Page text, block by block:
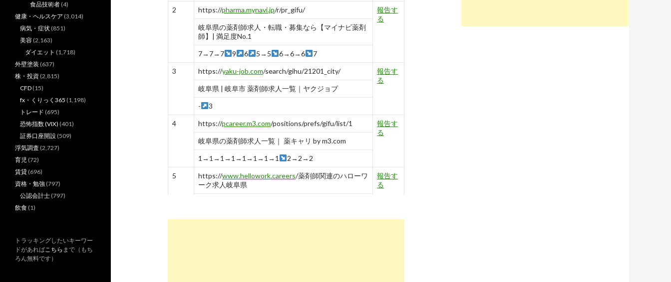
2 https://pharma.mynavi.jp/r/pr_gifu/
報告す
る
岐阜県の薬剤師求人・転職・募集なら【マイナビ薬剤
師】| 満足度No.1
7→7→7 9 6 5→5 6→6→6 7
3 https://yaku-job.com/search/gihu/21201_city/
報告す
る
岐阜県 | 岐阜市 薬剤師求人一覧｜ヤクジョブ
- 3
4 https://pcareer.m3.com/positions/prefs/gifu/list/1
報告す
る
岐阜県の薬剤師求人一覧｜ 薬キャリ by m3.com
1→1→1→1→1→1→1→1 2→2→2
5 https://www.hellowork.careers/薬剤師関連のハローワ
ーク求人岐阜県
報告す
る
- 3 4→4→4→4 3→3→3→3 5
食品技術者 (4)
健康・ヘルスケア (3,014)
病気・症状 (851)
美容 (2,163)
ダイエット (1,718)
外壁塗装 (637)
株・投資 (2,815)
CFD (15)
fx・くりっく365 (1,198)
トレード (695)
恐怖指数 (VIX) (401)
証券口座開設 (509)
浮気調査 (2,727)
育児 (72)
賃貸 (696)
資格・勉強 (797)
公認会計士 (797)
飲食 (1)
トラッキングしたいキーワー
ドがあればこちら まで（もち
ろん無料です）